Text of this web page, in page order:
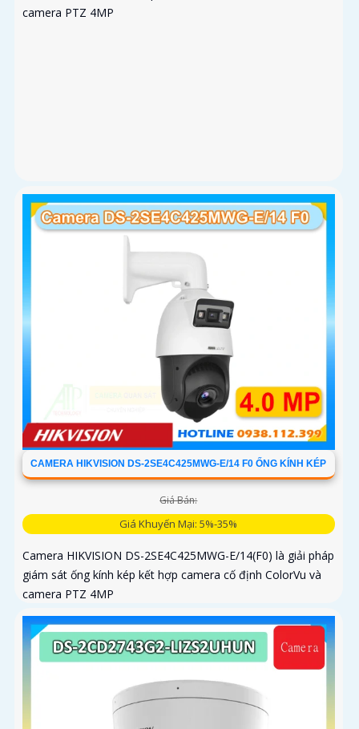
camera PTZ 4MP
CAMERA HIKVISION DS-2SE4C425MWG-E/14 F0 ỐNG KÍNH KÉP
Giá Bán:
Giá Khuyến Mại: 5%-35%
Camera HIKVISION DS-2SE4C425MWG-E/14(F0) là giải pháp
giám sát ống kính kép kết hợp camera cố định ColorVu và
camera PTZ 4MP